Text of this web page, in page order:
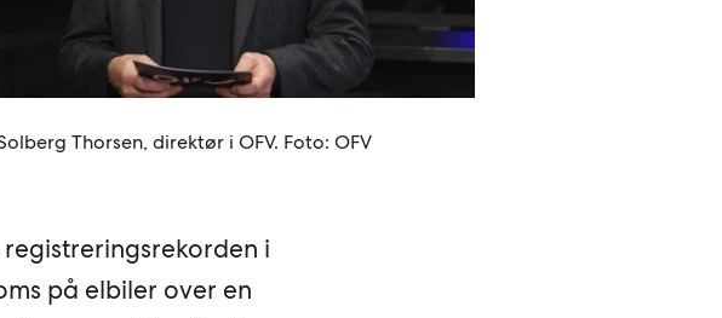
Thorsen, direktør i OFV. Foto: OFV
i
på elbiler over en